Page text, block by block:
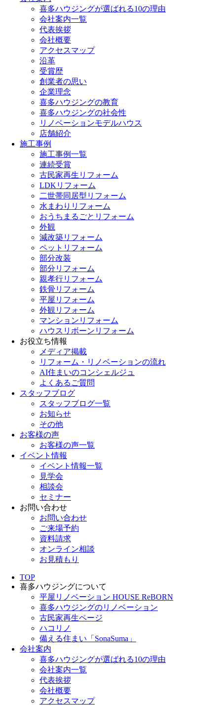
喜多ハウジングが選ばれる10の理由
会社案内一覧
代表挨拶
会社概要
アクセスマップ
沿革
受賞歴
創業者の思い
企業理念
喜多ハウジングの教育
喜多ハウジングの社会性
リノベーションモデルハウス
店舗紹介
施工事例
施工事例一覧
連続受賞
古民家再生リフォーム
LDKリフォーム
二世帯同居型リフォーム
水まわりリフォーム
おうちまるごとリフォーム
外観
減改築リフォーム
ペットリフォーム
部分改装
部分リフォーム
親孝行リフォーム
鉄骨リフォーム
平屋リフォーム
外観リフォーム
マンションリフォーム
ハウスリボーンリフォーム
お役立ち情報
メディア掲載
リフォーム・リノベーションの流れ
AI住まいのコンシェルジュ
よくあるご質問
スタッフブログ
スタッフブログ一覧
お知らせ
その他
お客様の声
お客様の声一覧
イベント情報
イベント情報一覧
見学会
相談会
セミナー
お問い合わせ
お問い合わせ
ご来場予約
資料請求
オンライン相談
お見積もり
TOP
喜多ハウジングについて
平屋リノベーション HOUSE ReBORN
喜多ハウジングのリノベーション
古民家再生ページ
ハコリノ
備える住まい「SonaSuma」
会社案内
喜多ハウジングが選ばれる10の理由
会社案内一覧
代表挨拶
会社概要
アクセスマップ